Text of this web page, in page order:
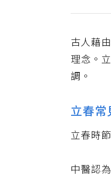
古人藉
理念。
調。
立春
立春時
中醫認